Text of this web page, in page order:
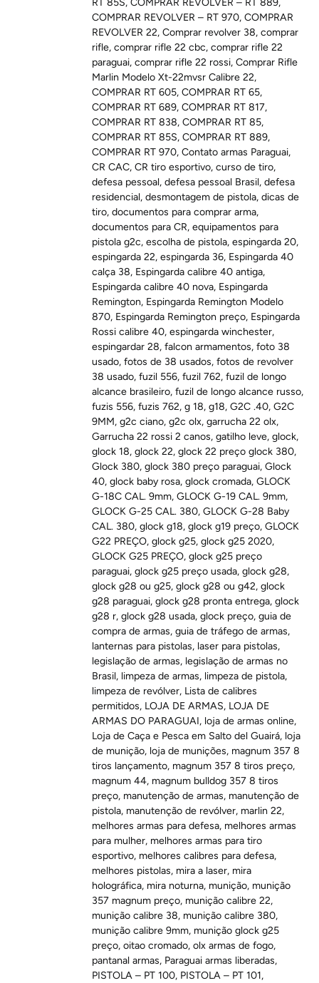
RT 85S,COMPRAR REVOLVER – RT 889,
COMPRAR REVOLVER – RT 970,COMPRAR
REVOLVER 22,Comprar revolver 38,comprar
rifle,comprar rifle 22 cbc,comprar rifle 22
paraguai,comprar rifle 22 rossi,Comprar Rifle
Marlin Modelo Xt-22mvsr Calibre 22,
COMPRAR RT 605,COMPRAR RT 65,
COMPRAR RT 689,COMPRAR RT 817,
COMPRAR RT 838,COMPRAR RT 85,
COMPRAR RT 85S,COMPRAR RT 889,
COMPRAR RT 970,Contato armas Paraguai,
CR CAC,CR tiro esportivo,curso de tiro,
defesa pessoal,defesa pessoal Brasil,defesa
residencial,desmontagem de pistola,dicas de
tiro,documentos para comprar arma,
documentos para CR,equipamentos para
pistola g2c,escolha de pistola,espingarda 20,
espingarda 22,espingarda 36, Espingarda 40
calça 38, Espingarda calibre 40 antiga,
Espingarda calibre 40 nova, Espingarda
Remington, Espingarda Remington Modelo
870, Espingarda Remington preço, Espingarda
Rossi calibre 40,espingarda winchester,
espingardar 28,falcon armamentos,foto 38
usado,fotos de 38 usados,fotos de revolver
38 usado,fuzil 556,fuzil 762,fuzil de longo
alcance brasileiro,fuzil de longo alcance russo,
fuzis 556,fuzis 762,g 18,g18,G2C .40,G2C
9MM,g2c ciano,g2c olx,garrucha 22 olx,
Garrucha 22 rossi 2 canos,gatilho leve,glock,
glock 18,glock 22,glock 22 preço glock 380,
Glock 380,glock 380 preço paraguai,Glock
40,glock baby rosa,glock cromada,GLOCK
G-18C CAL. 9mm,GLOCK G-19 CAL. 9mm,
GLOCK G-25 CAL. 380,GLOCK G-28 Baby
CAL. 380,glock g18,glock g19 preço,GLOCK
G22 PREÇO,glock g25,glock g25 2020,
GLOCK G25 PREÇO,glock g25 preço
paraguai,glock g25 preço usada,glock g28,
glock g28 ou g25,glock g28 ou g42,glock
g28 paraguai,glock g28 pronta entrega,glock
g28 r,glock g28 usada,glock preço,guia de
compra de armas,guia de tráfego de armas,
lanternas para pistolas, laser para pistolas,
legislação de armas, legislação de armas no
Brasil, limpeza de armas, limpeza de pistola,
limpeza de revólver, Lista de calibres
permitidos, LOJA DE ARMAS, LOJA DE
ARMAS DO PARAGUAI, loja de armas online,
Loja de Caça e Pesca em Salto del Guairá, loja
de munição, loja de munições, magnum 357 8
tiros lançamento, magnum 357 8 tiros preço,
magnum 44, magnum bulldog 357 8 tiros
preço, manutenção de armas, manutenção de
pistola, manutenção de revólver, marlin 22,
melhores armas para defesa, melhores armas
para mulher, melhores armas para tiro
esportivo, melhores calibres para defesa,
melhores pistolas, mira a laser, mira
holográfica, mira noturna, munição, munição
357 magnum preço, munição calibre 22,
munição calibre 38, munição calibre 380,
munição calibre 9mm, munição glock g25
preço,oitao cromado,olx armas de fogo,
pantanal armas, Paraguai armas liberadas,
PISTOLA – PT 100, PISTOLA – PT 101,